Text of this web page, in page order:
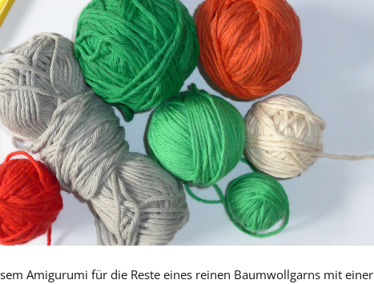
Amigurumi für die Reste eines reinen Baumwollgarns mit einer